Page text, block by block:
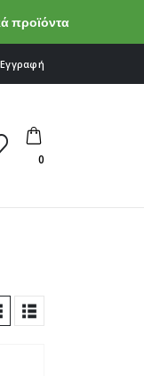
προϊόντα
Εγγραφή
0